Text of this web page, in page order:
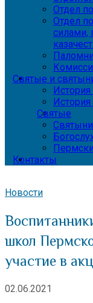
Отдел
Отдел
силами,
Святые и
История
Святые
Святыни
Контакты
Новости
школ
участие в
02.06.2021